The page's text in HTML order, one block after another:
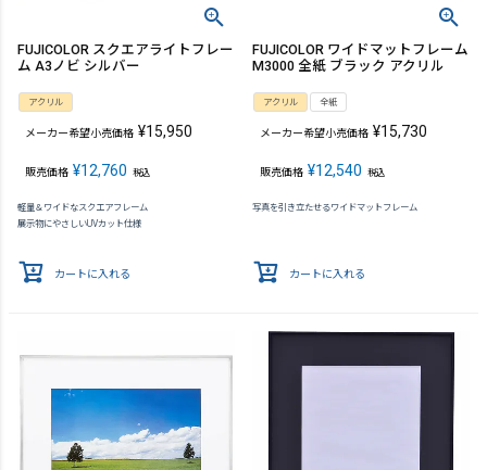
FUJICOLOR スクエアライトフレー
ム A3ノビ シルバー
アクリル
メーカー希望小売価格 ¥15,950
販売価格 ¥12,760 税込
軽量＆ワイドなスクエアフレーム
展示物にやさしいUVカット仕様
カートに入れる
FUJICOLOR ワイドマットフレーム
M3000 全紙 ブラック アクリル
アクリル 全紙
メーカー希望小売価格 ¥15,730
販売価格 ¥12,540 税込
写真を引き立たせるワイドマットフレーム
カートに入れる